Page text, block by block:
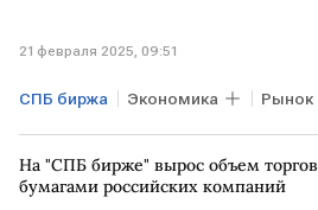
21 февраля 2025, 09:51
СПБ биржа Экономика Рынок
На "СПБ бирже" вырос объем торгов
бумагами российских компаний